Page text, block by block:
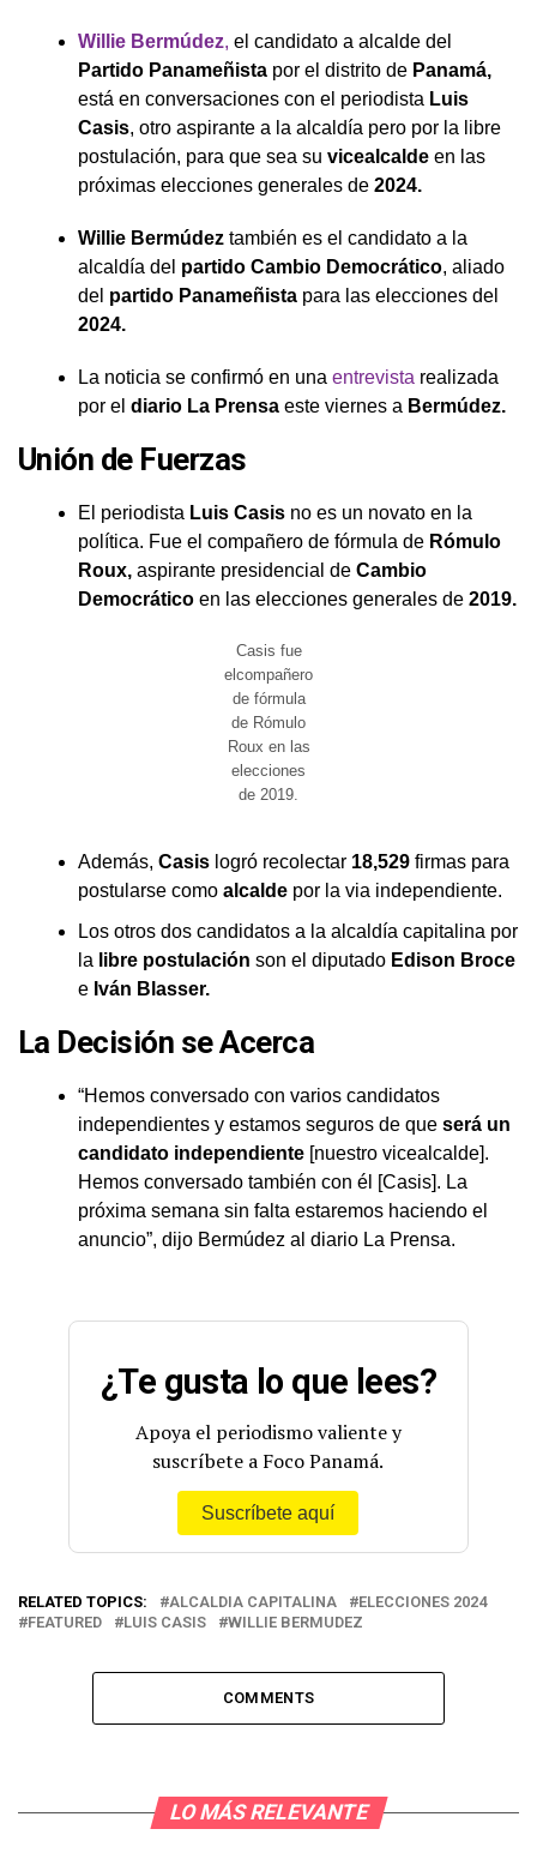
Willie Bermúdez, el candidato a alcalde del
Partido Panameñista por el distrito de Panamá,
está en conversaciones con el periodista Luis
Casis, otro aspirante a la alcaldía pero por la libre
postulación, para que sea su vicealcalde en las
próximas elecciones generales de 2024.
Willie Bermúdez también es el candidato a la
alcaldía del partido Cambio Democrático, aliado
del partido Panameñista para las elecciones del
2024.
La noticia se confirmó en una entrevista realizada
por el diario La Prensa este viernes a Bermúdez.
Unión de Fuerzas
El periodista Luis Casis no es un novato en la
política. Fue el compañero de fórmula de Rómulo
Roux, aspirante presidencial de Cambio
Democrático en las elecciones generales de 2019.
Casis fue
elcompañero
de fórmula
de Rómulo
Roux en las
elecciones
de 2019.
Además, Casis logró recolectar 18,529 firmas para
postularse como alcalde por la via independiente.
Los otros dos candidatos a la alcaldía capitalina por
la libre postulación son el diputado Edison Broce
e Iván Blasser.
La Decisión se Acerca
“Hemos conversado con varios candidatos
independientes y estamos seguros de que será un
candidato independiente [nuestro vicealcalde].
Hemos conversado también con él [Casis]. La
próxima semana sin falta estaremos haciendo el
anuncio”, dijo Bermúdez al diario La Prensa.
¿Te gusta lo que lees?
Apoya el periodismo valiente y
suscríbete a Foco Panamá.
Suscríbete aquí
RELATED TOPICS: ALCALDIA CAPITALINA
ELECCIONES 2024
FEATURED
LUIS CASIS WILLIE BERMUDEZ
COMMENTS
LO MÁS RELEVANTE